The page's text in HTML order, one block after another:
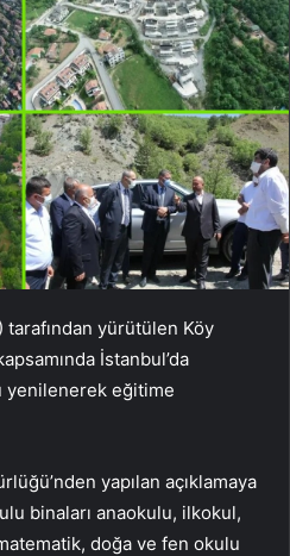
tarafından yürütülen Köy
İstanbul’da
yenilenerek eğitime
yapılan açıklamaya
binaları anaokulu, ilkokul,
doğa ve fen okulu